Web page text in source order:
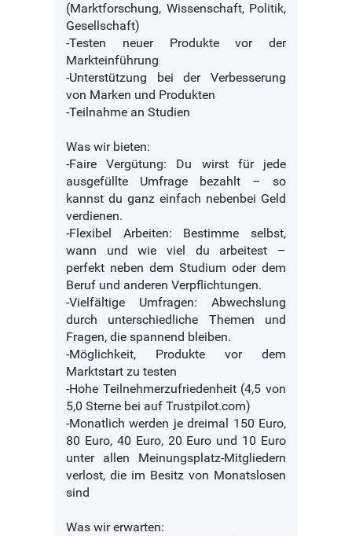
(Marktforschung, Wissenschaft, Politik,
Gesellschaft)
-Testen neuer Produkte vor der
Markteinführung
-Unterstützung bei der Verbesserung
von Marken und Produkten
-Teilnahme an Studien
Was wir bieten:
-Faire Vergütung: Du wirst für jede
ausgefüllte Umfrage bezahlt – so
kannst du ganz einfach nebenbei Geld
verdienen.
-Flexibel Arbeiten: Bestimme selbst,
wann und wie viel du arbeitest –
perfekt neben dem Studium oder dem
Beruf und anderen Verpflichtungen.
-Vielfältige Umfragen: Abwechslung
durch unterschiedliche Themen und
Fragen, die spannend bleiben.
-Möglichkeit, Produkte vor dem
Marktstart zu testen
-Hohe Teilnehmerzufriedenheit (4,5 von
5,0 Sterne bei auf Trustpilot.com)
-Monatlich werden je dreimal 150 Euro,
80 Euro, 40 Euro, 20 Euro und 10 Euro
unter allen Meinungsplatz-Mitgliedern
verlost, die im Besitz von Monatslosen
sind
Was wir erwarten: